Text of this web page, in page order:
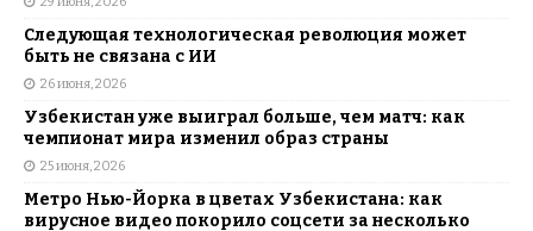
Следующая технологическая революция может
быть не связана с ИИ
26 июня, 2026
Узбекистан уже выиграл больше, чем матч: как
чемпионат мира изменил образ страны
25 июня, 2026
Метро Нью-Йорка в цветах Узбекистана: как
вирусное видео покорило соцсети за несколько